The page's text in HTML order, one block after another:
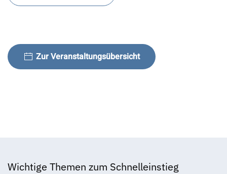
Zur Veranstaltungsübersicht
Wichtige Themen zum Schnelleinstieg